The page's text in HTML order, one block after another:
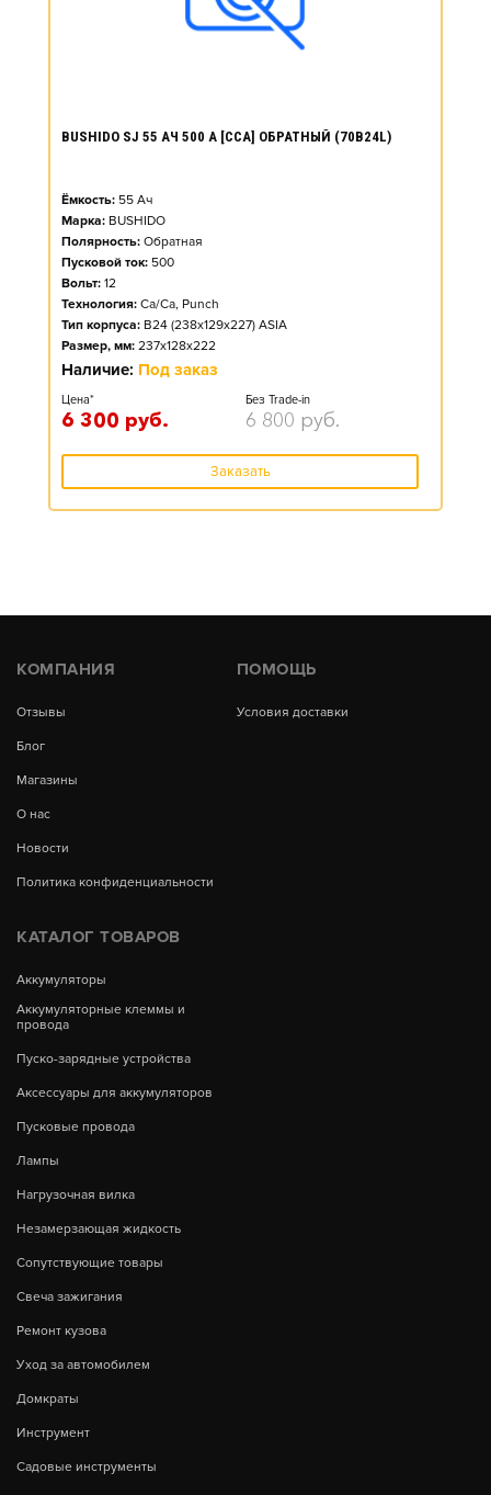
BUSHIDO SJ 55 АЧ 500 А [CCA] ОБРАТНЫЙ (70B24L)
Ёмкость: 55 Ач
Марка: BUSHIDO
Полярность: Обратная
Пусковой ток: 500
Вольт: 12
Технология: Ca/Ca, Punch
Тип корпуса: B24 (238x129x227) ASIA
Размер, мм: 237x128x222
Наличие: Под заказ
Цена*
6 300 руб.
Без Trade-in
6 800 руб.
Заказать
КОМПАНИЯ
Отзывы
Блог
Магазины
О нас
Новости
Политика конфиденциальности
ПОМОЩЬ
Условия доставки
КАТАЛОГ ТОВАРОВ
Аккумуляторы
Аккумуляторные клеммы и
провода
Пуско-зарядные устройства
Аксессуары для аккумуляторов
Пусковые провода
Лампы
Нагрузочная вилка
Незамерзающая жидкость
Сопутствующие товары
Свеча зажигания
Ремонт кузова
Уход за автомобилем
Домкраты
Инструмент
Садовые инструменты